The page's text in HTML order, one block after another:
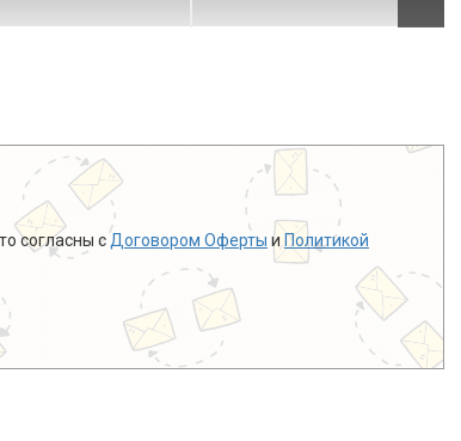
согласны с Договором Оферты и Политикой